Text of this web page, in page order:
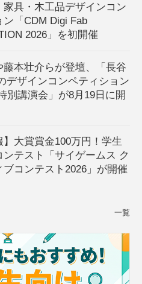
家具・木工品デザインコン
ン「CDM Digi Fab
2026」を初開催
藤本壮介らが登壇、「長谷
デザインコンペティション
別講演会」が8月19日に開
】大賞賞金100万円！学生
ンテスト「サイゲームス ク
ブコンテスト2026」が開催
一覧